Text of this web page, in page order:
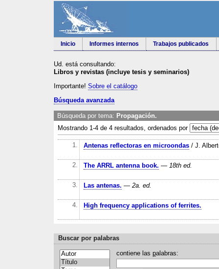
Inicio Informes internos Trabajos publicados
Ud. está consultando:
Libros y revistas (incluye tesis y seminarios)
Importante! Sobre el catálogo
Búsqueda avanzada
Búsqueda por tema: Propagación.
Mostrando 1-4 de 4 resultados, ordenados por
1. Antenas reflectoras en microondas/ J.
2. The ARRL antenna book. — 18th ed.
3. Las antenas. — 2a. ed.
4. High frequency applications of ferrites.
Buscar por palabras
contiene las palabras: